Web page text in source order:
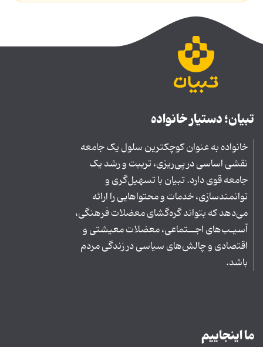
تبیان؛ دستیار خانواده
خانواده به عنوان کوچکترین سلول یک جامعه
نقشی اساسی در پی‌ریزی، تربیت و رشد یک
جامعه قوی دارد. تبیان با تسهیل‌گری و
توانمندسازی، خدمات و محتواهایی را ارائه
می‌دهد که بتواند گره‌گشای معضلات فرهنگی،
آسیـب‌های اجــتماعی، معضلات معیشتی و
اقتصادی و چالش‌های سیاسی در زندگی مردم
باشد.
ما اینجاییم